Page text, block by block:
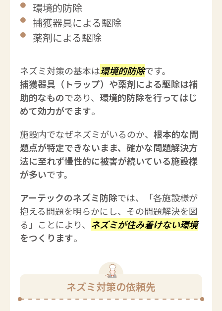
環境的防除
捕獲器具による駆除
薬剤による駆除
ネズミ対策の基本は環境的防除です。
捕獲器具（トラップ）や薬剤による駆除は補
助的なものであり、 環境的防除を行ってはじ
めて効力がでます。
施設内でなぜネズミがいるのか、 根本的な問
題点が特定できないまま、確かな問題解決方
法に至れず慢性的に被害が続いている施設様
が多いです。
アーテックのネズミ防除では、「各施設様が
抱える問題を明らかにし、その問題解決を図
る」ことにより、 ネズミが住み着けない環境
をつくります。
ネズミ対策の依頼先